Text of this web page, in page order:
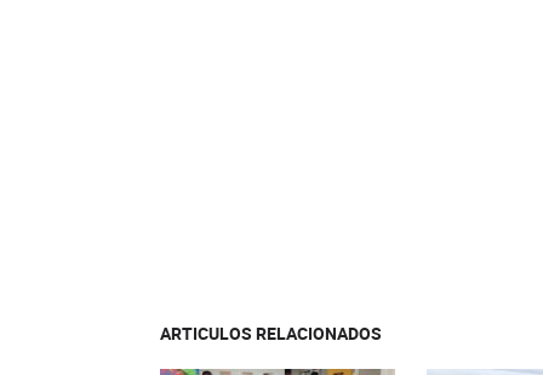
ARTICULOS RELACIONADOS